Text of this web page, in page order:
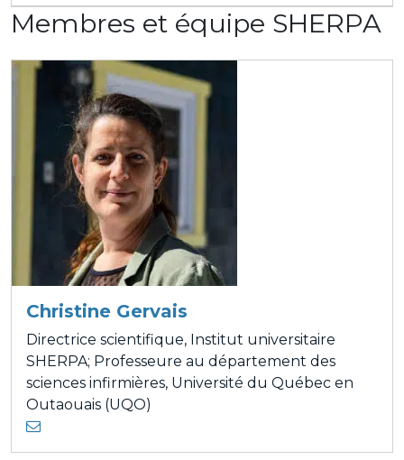
Membres et équipe SHERPA
Christine Gervais
Directrice scientifique, Institut universitaire
SHERPA; Professeure au département des
sciences infirmières, Université du Québec en
Outaouais (UQO)